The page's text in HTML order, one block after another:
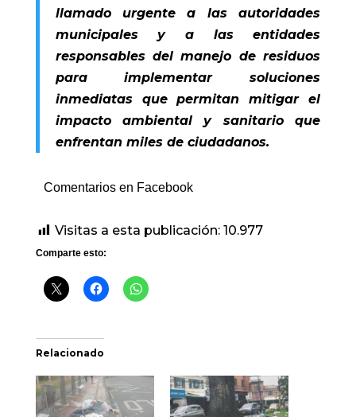
llamado urgente a las autoridades
municipales y a las entidades
responsables del manejo de residuos
para implementar soluciones
inmediatas que permitan mitigar el
impacto ambiental y sanitario que
enfrentan miles de ciudadanos.
Comentarios en Facebook
Visitas a esta publicación: 10.977
Comparte esto:
Relacionado